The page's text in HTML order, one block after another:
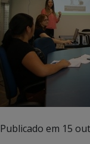
Publicado em 15